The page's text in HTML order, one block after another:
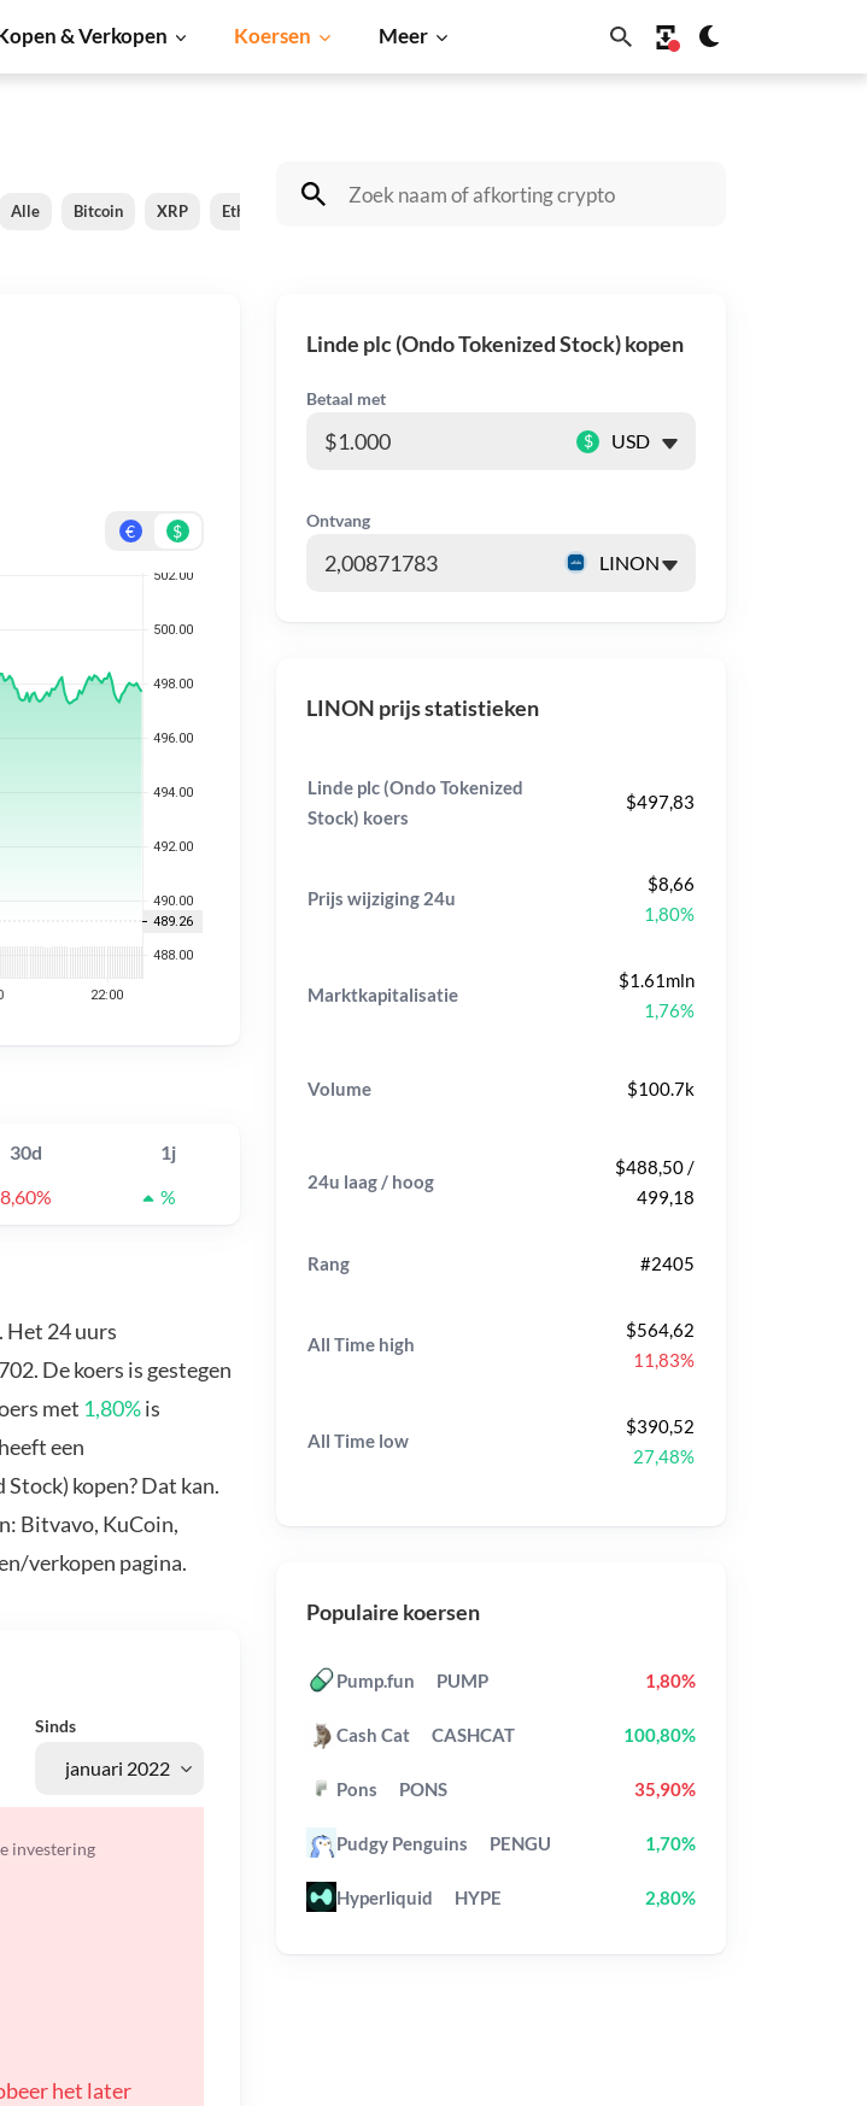
& Verkopen Koersen Meer
Alle Bitcoin XRP Ethereum Cardano Dogecoin
€ $
30d
1j
8,60% %
. Het 24 uurs
De koers is gestegen
met 1,80%is
een
kopen? Dat kan.
Bitvavo, KuCoin,
verkopen pagina.
Sinds
investering
het later
Linde plc (Ondo Tokenized Stock) kopen
Betaal met
$
Ontvang
LINON prijs statistieken
Linde plc (Ondo Tokenized
Stock) koers
$497,83
Prijs wijziging 24u
$8,66
1,80%
Marktkapitalisatie
$1.61mln
1,76%
Volume $100.7k
24u laag / hoog
$488,50 /
499,18
Rang #2405
All Time high
$564,62
11,83%
All Time low
$390,52
27,48%
Populaire koersen
Pump.fun PUMP 1,80%
Cash Cat CASHCAT 100,80%
Pons PONS 35,90%
Pudgy Penguins PENGU 1,70%
Hyperliquid HYPE 2,80%